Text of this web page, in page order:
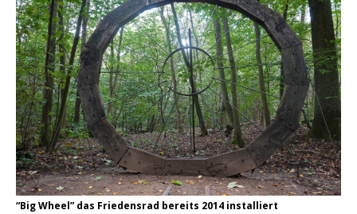
“Big Wheel” das Friedensrad bereits 2014 installiert